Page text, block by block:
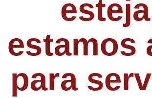
estamos
para